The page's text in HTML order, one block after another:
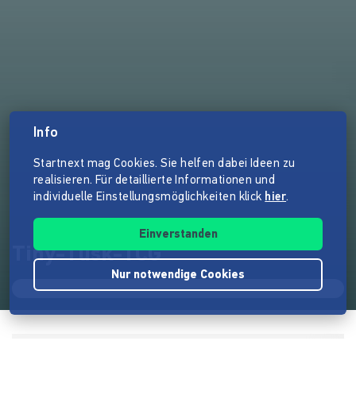
Tiny-Tusk-TCG
Info
Startnext mag Cookies. Sie helfen dabei Ideen zu
realisieren. Für detaillierte Informationen und
individuelle Einstellungsmöglichkeiten klick hier.
Einverstanden
Nur notwendige Cookies